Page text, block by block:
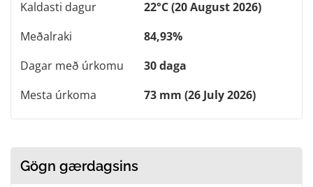
Kaldasti dagur
22°C (20 August 2026)
Meðalraki
84,93%
Dagar með úrkomu
30 daga
Mesta úrkoma
73 mm (26 July 2026)
Gögn gærdagsins